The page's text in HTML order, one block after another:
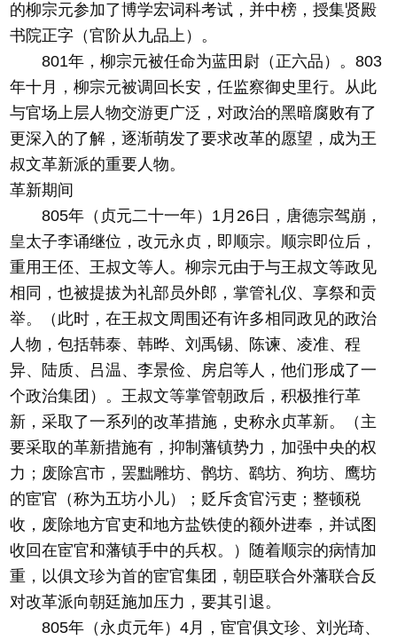
的柳宗元参加了博学宏词科考试，并中榜，授集贤殿
书院正字（官阶从九品上）。
801年，柳宗元被任命为蓝田尉（正六品）。803
年十月，柳宗元被调回长安，任监察御史里行。从此
与官场上层人物交游更广泛，对政治的黑暗腐败有了
更深入的了解，逐渐萌发了要求改革的愿望，成为王
叔文革新派的重要人物。
革新期间
805年（贞元二十一年）1月26日，唐德宗驾崩，
皇太子李诵继位，改元永贞，即顺宗。顺宗即位后，
重用王伾、王叔文等人。柳宗元由于与王叔文等政见
相同，也被提拔为礼部员外郎，掌管礼仪、享祭和贡
举。（此时，在王叔文周围还有许多相同政见的政治
人物，包括韩泰、韩晔、刘禹锡、陈谏、凌准、程
异、陆质、吕温、李景俭、房启等人，他们形成了一
个政治集团）。王叔文等掌管朝政后，积极推行革
新，采取了一系列的改革措施，史称永贞革新。（主
要采取的革新措施有，抑制藩镇势力，加强中央的权
力；废除宫市，罢黜雕坊、鹘坊、鹞坊、狗坊、鹰坊
的宦官（称为五坊小儿）；贬斥贪官污吏；整顿税
收，废除地方官吏和地方盐铁使的额外进奉，并试图
收回在宦官和藩镇手中的兵权。）随着顺宗的病情加
重，以俱文珍为首的宦官集团，朝臣联合外藩联合反
对改革派向朝廷施加压力，要其引退。
805年（永贞元年）4月，宦官俱文珍、刘光琦、